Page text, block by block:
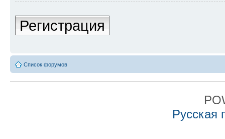
Регистрация
Список форумов
Русская